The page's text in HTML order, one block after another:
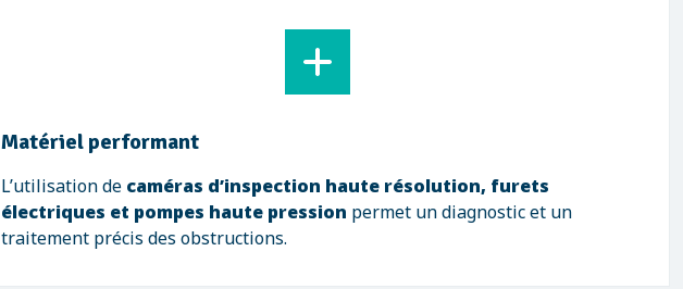
Matériel performant
L’utilisation de caméras d’inspection haute résolution, furets
électriques et pompes haute pression permet un diagnostic et un
traitement précis des obstructions.